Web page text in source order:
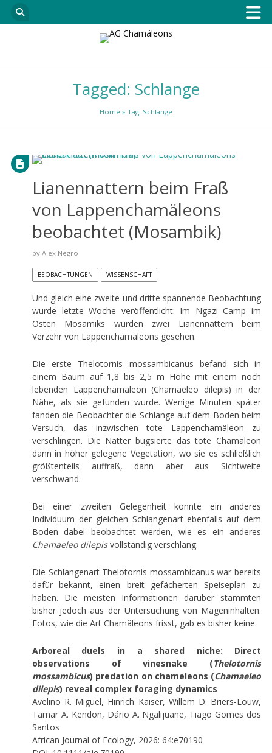
Tagged: Schlange
Home » Tag: Schlange
Lianennattern beim Fraß
von Lappenchamäleons
beobachtet (Mosambik)
by Alex Negro
BEOBACHTUNGEN WISSENSCHAFT
Und gleich eine zweite und dritte spannende Beobachtung
wurde letzte Woche veröffentlicht: Im Ngazi Camp im
Osten Mosamiks wurden zwei Lianennattern beim
Verzehr von Lappenchamäleons gesehen.
Die erste Thelotornis mossambicanus befand sich in
einem Baum auf 1,8 bis 2,5 m Höhe mit einem noch
lebenden Lappenchamäleon (Chamaeleo dilepis) in der
Nähe, als sie gefunden wurde. Wenige Minuten später
fanden die Beobachter die Schlange auf dem Boden beim
Versuch, das inzwischen tote Lappenchamäleon zu
verschlingen. Die Natter bugsierte das tote Chamäleon
dann in höher gelegene Vegetation, wo sie es schließlich
größtenteils auffraß, dann aber aus Sichtweite
verschwand.
Bei einer zweiten Gelegenheit konnte ein anderes
Individuum der gleichen Schlangenart ebenfalls auf dem
Boden dabei beobachtet werden, wie es ein anderes
Chamaeleo dilepisvollständig verschlang.
Die Schlangenart Thelotornis mossambicanus war bereits
dafür bekannt, einen breit gefächerten Speiseplan zu
haben. Die meisten Informationen darüber stammten
bisher jedoch aus der Untersuchung von Mageninhalten.
Fotos, wie die Art Chamäleons frisst, gab es bisher keine.
Arboreal duels in a shared niche: Direct
observations of vinesnake (Thelotornis
mossambicus) predation on chameleons (Chamaeleo
dilepis) reveal complex foraging dynamics
Avelino R. Miguel, Hinrich Kaiser, Willem D. Briers-Louw,
Tamar A. Kendon, Dário A. Ngalijuane, Tiago Gomes dos
Santos
African Journal of Ecology, 2026: 64:e70190